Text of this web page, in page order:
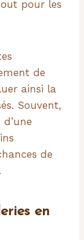
pour les
de
ainsi la
Souvent,
de
en